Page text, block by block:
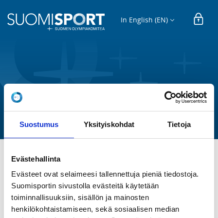
Suostumus Yksityiskohdat Tietoja
Evästehallinta
Evästeet ovat selaimeesi tallennettuja pieniä tiedostoja.
Suomisportin sivustolla evästeitä käytetään
toiminnallisuuksiin, sisällön ja mainosten
henkilökohtaistamiseen, sekä sosiaalisen median
In English (EN)
Hämeen Piirileiri junnuille
Lempäälän Kisa ry
Su 7.10.2018 at 10:00 - 16:00
LOCATION
Ahertajantie, 3, 37550 Lempäälä, Finland